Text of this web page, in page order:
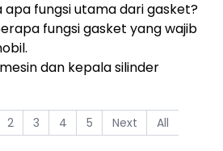
apa fungsi utama dari gasket?
fungsi gasket yang wajib
dan kepala silinder
2 3 4 5 Next All